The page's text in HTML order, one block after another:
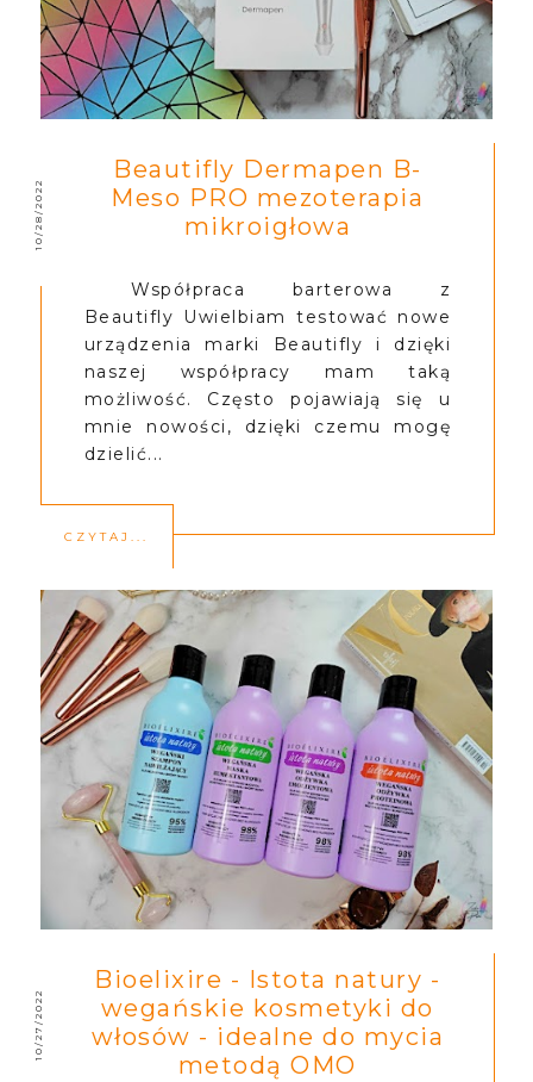
10/28/2022
Beautifly Dermapen B-
Meso PRO mezoterapia
mikroigłowa
Współpraca barterowa z
Beautifly Uwielbiam testować nowe
urządzenia marki Beautifly i dzięki
naszej współpracy mam taką
możliwość. Często pojawiają się u
mnie nowości, dzięki czemu mogę
dzielić...
CZYTAJ...
10/27/2022
Bioelixire - Istota natury -
wegańskie kosmetyki do
włosów - idealne do mycia
metodą OMO